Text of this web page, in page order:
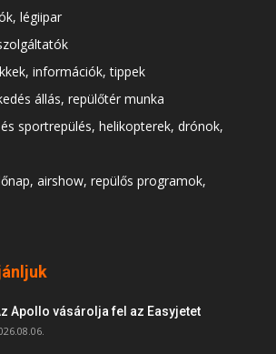
légiipar
információk, tippek
állás, repülőtér munka
sportrepülés, helikopterek, drónok,
airshow, repülős programok,
Apollo vásárolja fel az Easyjetet